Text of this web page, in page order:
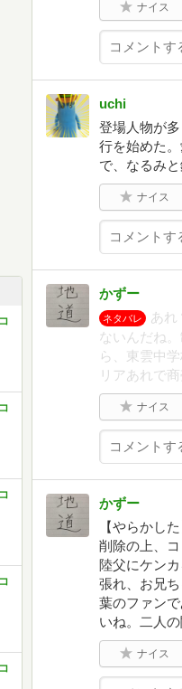
ナイス
uchi
登場人物が
行を始めた
で、なるみ
ナイス
かずー
ネタバレ
あれ
ないんだね
ら、東雲中
リアあれで
ナイス
かずー
【やらかし
削除の上、
陸父にケン
張れ、お兄
葉のファン
いね。二人
ナイス